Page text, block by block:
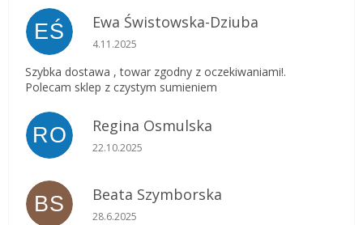
EŚ Ewa Świstowska-Dziuba
Ocena sklepu to 5 na 5 gwiazdek.
4.11.2025
Szybka dostawa , towar zgodny z oczekiwaniami!.
Polecam sklep z czystym sumieniem
RO Regina Osmulska
Ocena sklepu to 5 na 5 gwiazdek.
22.10.2025
BS Beata Szymborska
Ocena sklepu to 5 na 5 gwiazdek.
28.6.2025